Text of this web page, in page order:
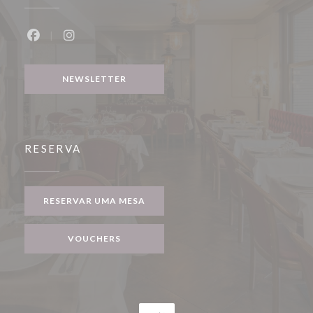
NEWSLETTER
RESERVA
RESERVAR UMA MESA
VOUCHERS